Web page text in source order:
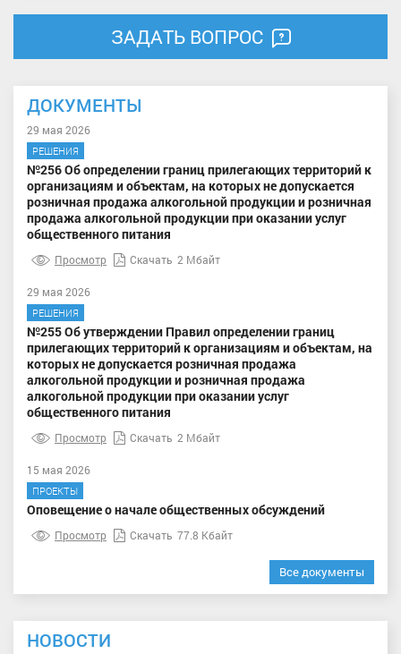
ЗАДАТЬ ВОПРОС
ДОКУМЕНТЫ
29 мая 2026
РЕШЕНИЯ
№256 Об определении границ прилегающих территорий к
организациям и объектам, на которых не допускается
розничная продажа алкогольной продукции и розничная
продажа алкогольной продукции при оказании услуг
общественного питания
Просмотр Скачать 2 Мбайт
29 мая 2026
РЕШЕНИЯ
№255 Об утверждении Правил определении границ
прилегающих территорий к организациям и объектам, на
которых не допускается розничная продажа
алкогольной продукции и розничная продажа
алкогольной продукции при оказании услуг
общественного питания
Просмотр Скачать 2 Мбайт
15 мая 2026
ПРОЕКТЫ
Оповещение о начале общественных обсуждений
Просмотр Скачать 77.8 Кбайт
Все документы
НОВОСТИ